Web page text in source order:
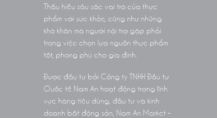
Thấu hiếu sâu sắc vai trò của thực
phẩm với sức khỏe, cũng như những
khó khăn mà người nội trợ gặp phải
trong việc chọn lựa nguồn thực phẩm
tốt, phong phú cho gia đình.
Được đầu tư bởi Công ty TNHH Đầu tư
Quốc tế Nam An hoạt động trong lĩnh
vực hàng tiêu dùng, đầu tư và kinh
doanh bất động sản, Nam An Market –